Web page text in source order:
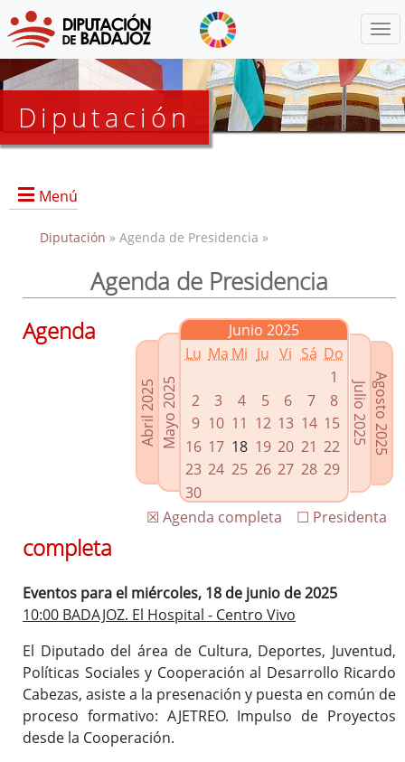
Diputación
Menú
Presidencia
Grupos Políticos
Enlaces relacionados
Agenda de Presidencia
Plenos provinciales y Juntas de gobierno
Oficina de Proyectos Europeos
Diputación » Agenda de Presidencia »
Agenda de Presidencia
Abril 2025Mayo 2025
Junio 2025
Lu Ma Mi Ju Vi Sá Do
1
2
3 4 5 6 7
8
9 10 11 12 13 14 15
16 17 18 19 20 21 22
23 24 25 26 27 28 29
30
Agosto 2025
Julio 2025
☐ Presidenta
☒ Agenda completa
Agenda
completa
Eventos para el miércoles, 18 de junio de 2025
10:00 BADAJOZ. El Hospital - Centro Vivo
El Diputado del área de Cultura, Deportes, Juventud,
Políticas Sociales y Cooperación al Desarrollo Ricardo
Cabezas, asiste a la presenación y puesta en común de
proceso formativo: AJETREO. Impulso de Proyectos
desde la Cooperación.